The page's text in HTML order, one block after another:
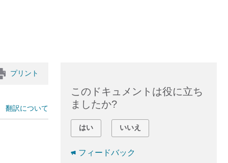
プリント
翻訳について
このドキュメントは役に立ち
ましたか?
はい いいえ
フィードバック